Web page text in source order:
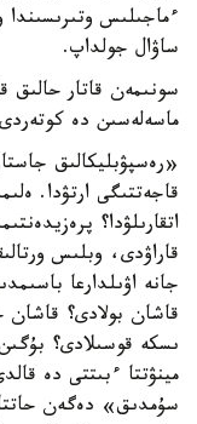
ءماجىلىس
ساۋال جولداپ.
سونىمەن قاتار حالىق
ماسەلەسىن دە
«رەسپۋبليكالىق
قاجەتتىگى ارتۋدا.
اتقارىلۋدا؟
قاراۋدى، وبلىس
جانە اۋىلدارعا
قاشان بولادى؟ قاشان
مينۋتتا ءبىتتى دە
سۇمدىق» دەگەن